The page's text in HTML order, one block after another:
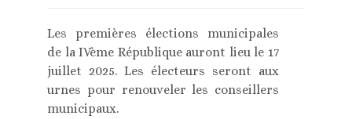
Les premières élections municipales
de la IVème République auront lieu le 17
juillet 2025. Les électeurs seront aux
urnes pour renouveler les conseillers
municipaux.